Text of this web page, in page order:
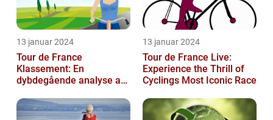
13 januar 2024
Tour de France
Klassement: En
dybdegående analyse af
13 januar 2024
Tour de France Live:
Experience the Thrill of
Cyclings Most Iconic Race